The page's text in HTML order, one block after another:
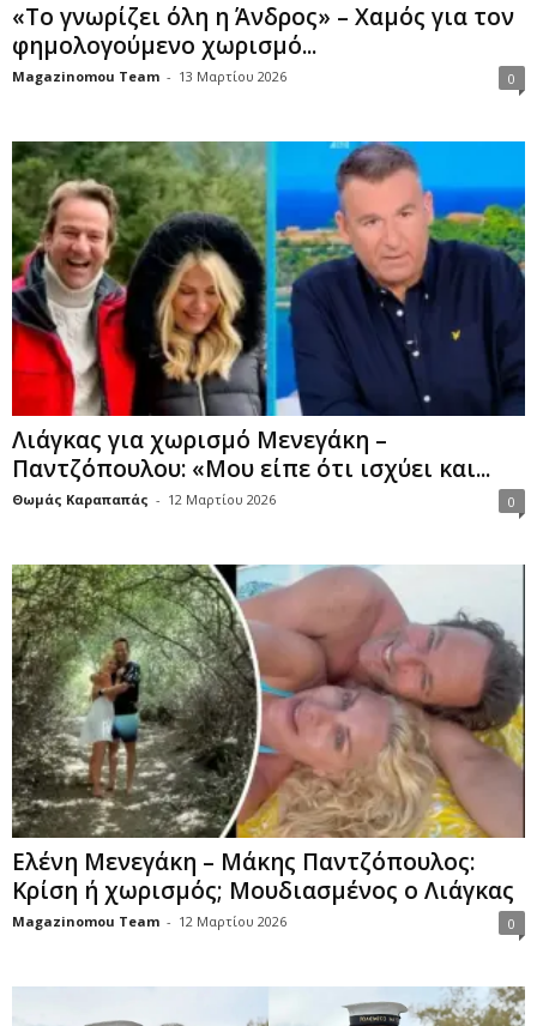
«Το γνωρίζει όλη η Άνδρος» – Χαμός για τον
φημολογούμενο χωρισμό...
Magazinomou Team - 13 Μαρτίου 2026 0
Λιάγκας για χωρισμό Μενεγάκη –
Παντζόπουλου: «Μου είπε ότι ισχύει και...
Θωμάς Καραπαπάς - 12 Μαρτίου 2026 0
Ελένη Μενεγάκη – Μάκης Παντζόπουλος:
Κρίση ή χωρισμός; Μουδιασμένος ο Λιάγκας
Magazinomou Team - 12 Μαρτίου 2026 0